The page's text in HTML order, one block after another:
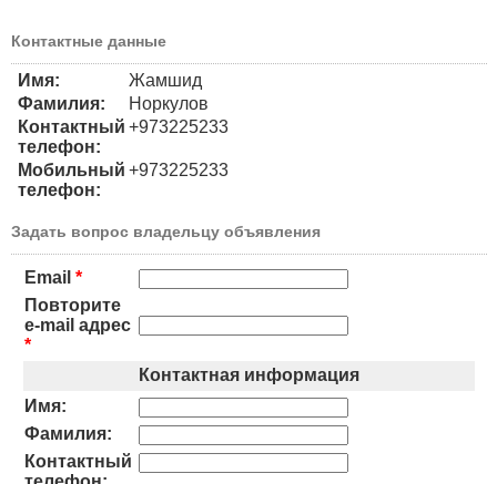
Контактные данные
Имя:
Жамшид
Фамилия:
Норкулов
Контактный
телефон:
+973225233
Мобильный
телефон:
+973225233
Задать вопрос владельцу объявления
Email *
Повторите
e-mail адрес
*
Контактная информация
Имя:
Фамилия:
Контактный